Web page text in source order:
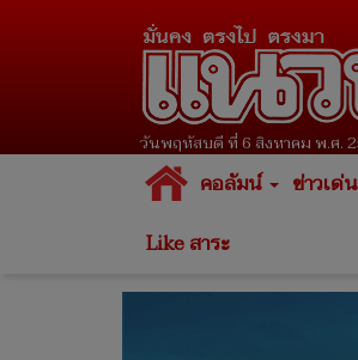
วันพฤหัสบดี ที่ 6 สิงหาคม พ.ศ.
คอลัมน์ ข่าวเด่น
Like สาระ